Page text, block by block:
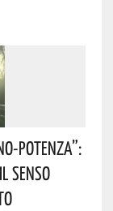
Potenza”:
Senso